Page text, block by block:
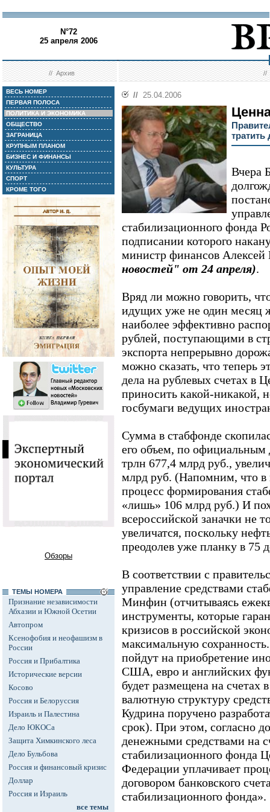
N°72
25 апреля 2006
//Архив //
ВЕСЬ НОМЕР
ПЕРВАЯ ПОЛОСА
ПОЛИТИКА И ЭКОНОМИКА
ОБЩЕСТВО
ЗАГРАНИЦА
КРУПНЫМ ПЛАНОМ
БИЗНЕС И ФИНАНСЫ
КУЛЬТУРА
СПОРТ
КРОМЕ ТОГО
Обзоры
ТЕМЫ НОМЕРА
Признание независимости
Абхазии и Южной Осетии
Автопром
Ксенофобия и неофашизм в
России
Россия и Прибалтика
Исторические версии
Косово
Россия и Белоруссия
Израиль и Палестина
Дело ЮКОСа
Защита Химкинского леса
Дело Бульбова
Россия и финансовый кризис
Доллар
Россия и Израиль
все темы
// 25.04.2006
тратить
Вчера
стабилизационного фонда
подписании которого
министр финансов
новостей" от 24 апреля).
Вряд ли можно говорить,
идущих уже не один месяц
наиболее эффективно
рублей, поступающими в
экспорта непрерывно
можно сказать, что теперь
дела на рублевых счетах в
приносить какой-никакой,
госбумаги ведущих
Сумма в стабфонде
его объем, по
трлн 677,4 млрд руб.,
млрд руб. (Напомним, что в
процесс формирования
«лишь» 106 млрд руб.) И
всероссийской заначки не
увеличатся, поскольку
преодолев уже планку в 75
В соответствии с
управление средствами
Минфин (отчитываясь
инструменты, которые
кризисов в российской
максимальную
пойдут на приобретение
США, евро и английских
будет размещена на
валютную структуру
Кудрина поручено
срок). При этом, согласно
денежными средствами на
стабилизационного фонда
Федерации уплачивает
договором банковского
стабилизационного фонда».